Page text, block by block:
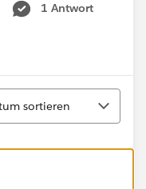
1 Antwort
sortieren